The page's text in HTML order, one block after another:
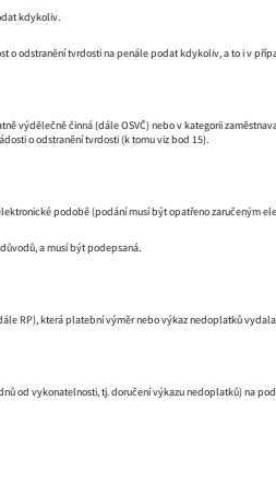
kdykoliv.
o odstranění tvrdosti na penále podat kdykoliv, a to i v
výdělečně činná (dále OSVČ) nebo v kategorii
o odstranění tvrdosti (k tomu viz bod 15).
podobě (podání musí být opatřeno zaručeným
a musí být podepsaná.
RP), která platební výměr nebo výkaz nedoplatků
od vykonatelnosti, tj. doručení výkazu nedoplatků) na